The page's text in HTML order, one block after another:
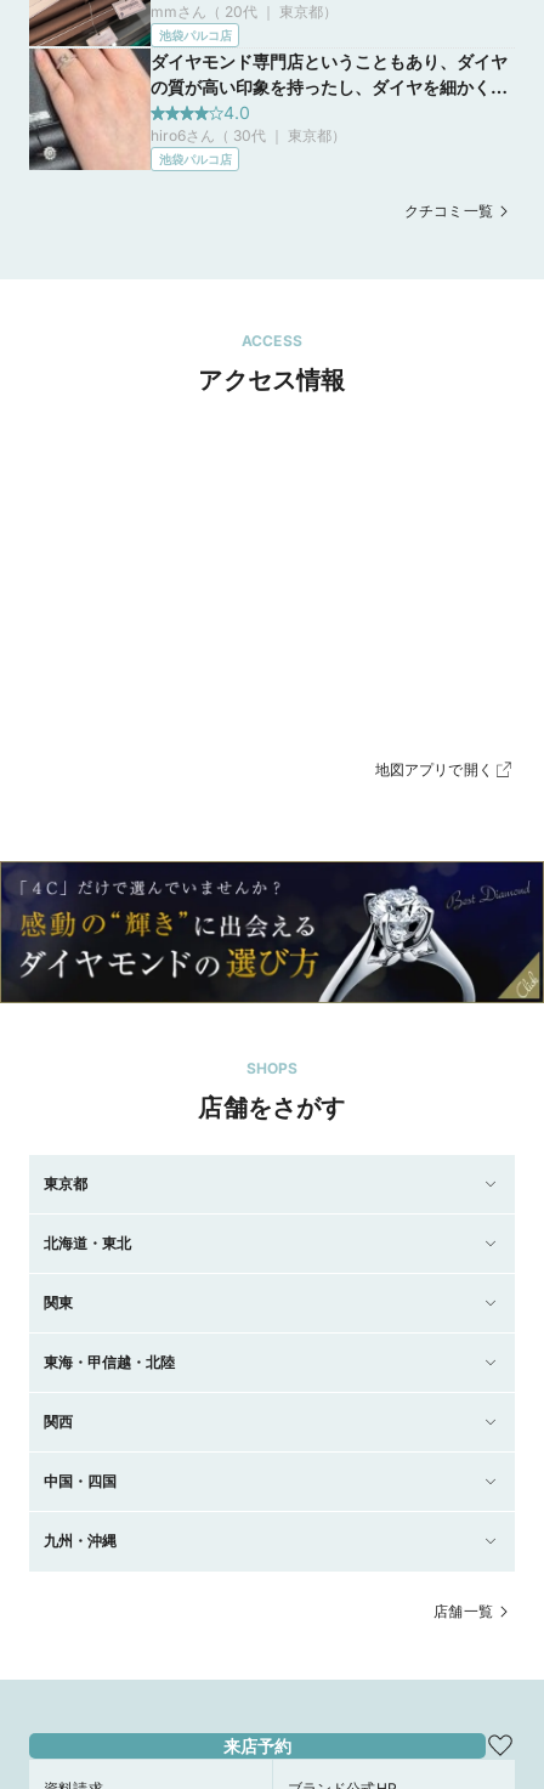
を教えてくれたので分かりやすかったです。無
理強いすることもなく丁寧に対応してくれまし
た。
mmさん（ 20代 ｜ 東京都）
池袋パルコ店
ダイヤモンド専門店ということもあり、ダイヤ
の質が高い印象を持ったし、ダイヤを細かく見
る顕微鏡のような器具があったのもプラスポイ
ントでした。また店員さんもダイヤモンドに詳
しく、4C含めて説明を聞けて勉強になりまし
4.0
hiro6さん（ 30代 ｜ 東京都）
池袋パルコ店
クチコミ一覧
ACCESS
アクセス情報
地図アプリで開く
SHOPS
店舗をさがす
東京都
北海道・東北
関東
東海・甲信越・北陸
関西
中国・四国
九州・沖縄
店舗一覧
来店予約